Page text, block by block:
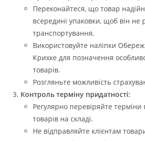
Переконайтеся, що товар
всередині упаковки, щоб він не
транспортування.
Використовуйте наліпки
Крихке для позначення
товарів.
Розгляньте можливість
Контроль терміну придатності:
Регулярно перевіряйте терміни
товарів на складі.
Не відправляйте клієнтам